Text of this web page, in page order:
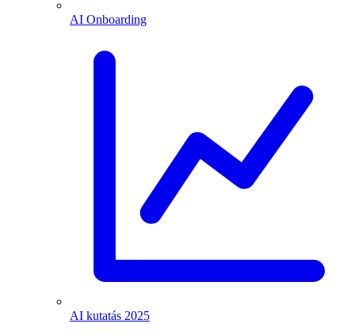
AI Onboarding
AI kutatás 2025